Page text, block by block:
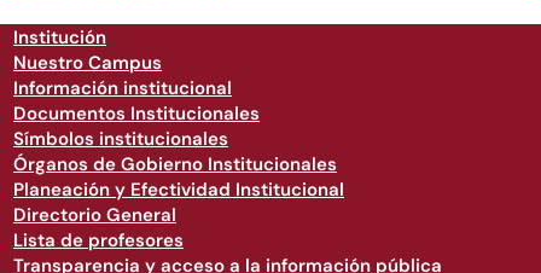
Institución
Nuestro Campus
Información institucional
Documentos Institucionales
Símbolos institucionales
Órganos de Gobierno Institucionales
Planeación y Efectividad Institucional
Directorio General
Lista de profesores
Transparencia y acceso a la información pública